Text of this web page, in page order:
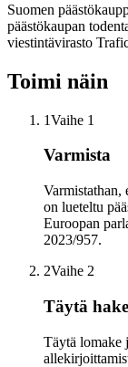
Suomen
päästökaupan
viestintävirasto
Toimi näin
1Vaihe 1
Varmista
Varmistathan,
on lueteltu
Euroopan
2023/957.
2Vaihe 2
Täytä
Täytä lomake